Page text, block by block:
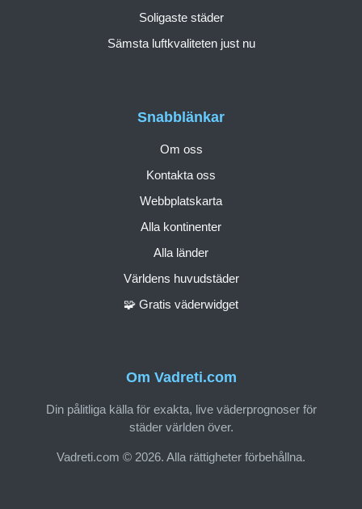
Om Vadreti.com
Din pålitliga källa för exakta, live väderprognoser för
städer världen över.
Vadreti.com © 2026. Alla rättigheter förbehållna.
Snabblänkar
Om oss
Kontakta oss
Webbplatskarta
Alla kontinenter
Alla länder
Världens huvudstäder
🧩 Gratis väderwidget
Soligaste städer
Sämsta luftkvaliteten just nu